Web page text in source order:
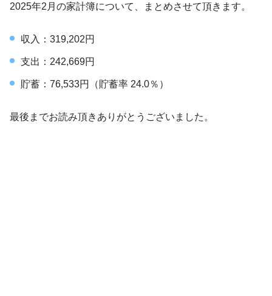
2025年2月の家計簿について、まとめさせて頂きます。
収入：319,202円
支出：242,669円
貯蓄：76,533円（貯蓄率 24.0％）
最後までお読み頂きありがとうございました。